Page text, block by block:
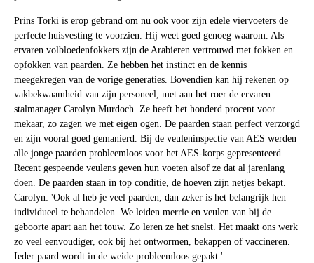
Prins Torki is erop gebrand om nu ook voor zijn edele viervoeters de
perfecte huisvesting te voorzien. Hij weet goed genoeg waarom. Als
ervaren volbloedenfokkers zijn de Arabieren vertrouwd met fokken en
opfokken van paarden. Ze hebben het instinct en de kennis
meegekregen van de vorige generaties. Bovendien kan hij rekenen op
vakbekwaamheid van zijn personeel, met aan het roer de ervaren
stalmanager Carolyn Murdoch. Ze heeft het honderd procent voor
mekaar, zo zagen we met eigen ogen. De paarden staan perfect verzorgd
en zijn vooral goed gemanierd. Bij de veuleninspectie van AES werden
alle jonge paarden probleemloos voor het AES-korps gepresenteerd.
Recent gespeende veulens geven hun voeten alsof ze dat al jarenlang
doen. De paarden staan in top conditie, de hoeven zijn netjes bekapt.
Carolyn: 'Ook al heb je veel paarden, dan zeker is het belangrijk hen
individueel te behandelen. We leiden merrie en veulen van bij de
geboorte apart aan het touw. Zo leren ze het snelst. Het maakt ons werk
zo veel eenvoudiger, ook bij het ontwormen, bekappen of vaccineren.
Ieder paard wordt in de weide probleemloos gepakt.'